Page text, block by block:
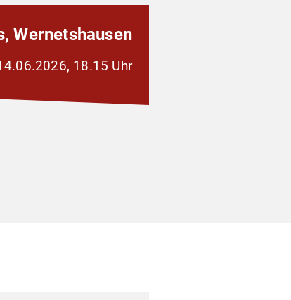
Wernetshausen
18.15 Uhr